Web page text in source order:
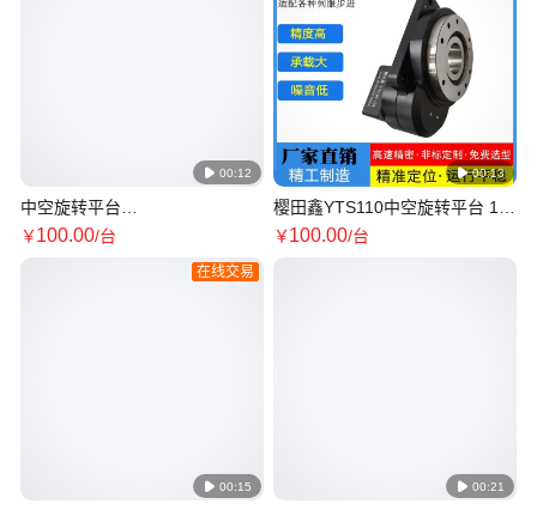
 00:12
中空旋转平台
85110130170200A/行星减速机
￥100.00/台
 00:15
在线交易
 00:13
樱田鑫YTS110中空旋转平台 10
减速比立式安装 工业自动化高精
￥100.00/台
 00:21